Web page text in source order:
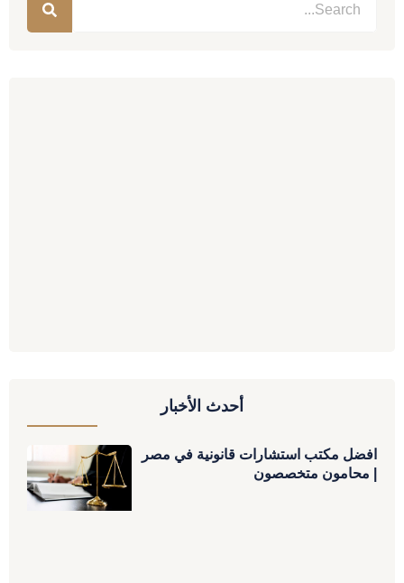
أحدث الأخبار
افضل مكتب استشارات قانونية في مصر
| محامون متخصصون